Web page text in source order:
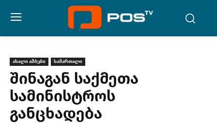
ახალი ამბები სამართალი
შინაგან საქმეთა
სამინისტროს
განცხადება